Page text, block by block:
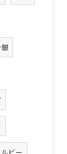
ルビー